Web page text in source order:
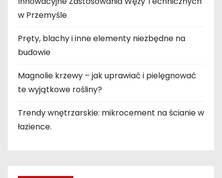
w Przemyśle
Pręty, blachy i inne elementy niezbędne na
budowie
Magnolie krzewy – jak uprawiać i pielęgnować
te wyjątkowe rośliny?
Trendy wnętrzarskie: mikrocement na ścianie w
łazience.